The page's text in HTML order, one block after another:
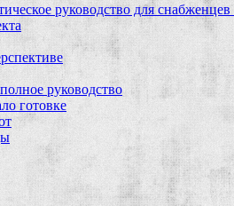
руководство для снабженцев
руководство
готовке